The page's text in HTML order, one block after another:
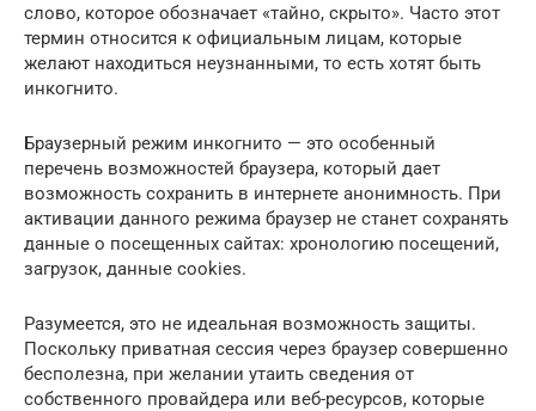
слово, которое обозначает «тайно, скрыто». Часто этот
термин относится к официальным лицам, которые
желают находиться неузнанными, то есть хотят быть
инкогнито.
Браузерный режим инкогнито — это особенный
перечень возможностей браузера, который дает
возможность сохранить в интернете анонимность. При
активации данного режима браузер не станет сохранять
данные о посещенных сайтах: хронологию посещений,
загрузок, данные cookies.
Разумеется, это не идеальная возможность защиты.
Поскольку приватная сессия через браузер совершенно
бесполезна, при желании утаить сведения от
собственного провайдера или веб-ресурсов, которые